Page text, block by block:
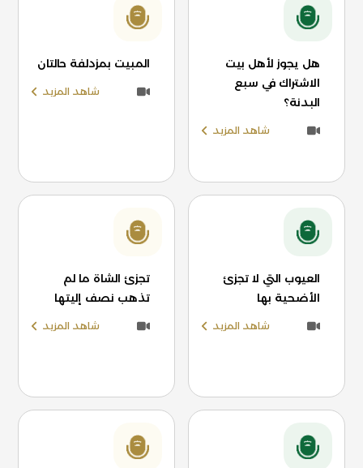
هل يجوز لأهل بيت
الاشتراك في سبع
البدنة؟
شاهد المزيد
المبيت بمزدلفة حالتان
شاهد المزيد
العيوب التي لا تجزئ
الأضحية بها
شاهد المزيد
تجزئ الشاة ما لم
تذهب نصف إليتها
شاهد المزيد